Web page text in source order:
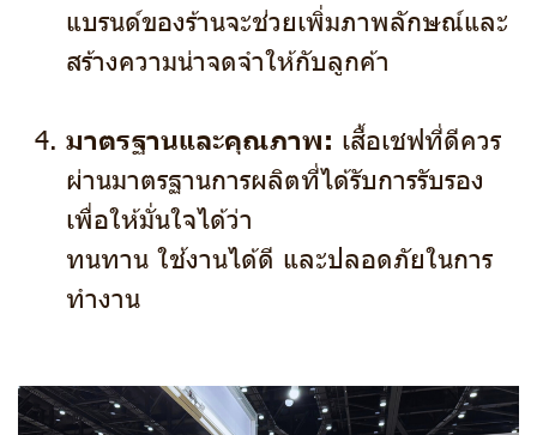
แบรนด์ของร้านจะช่วยเพิ่มภาพลักษณ์และ
สร้างความน่าจดจำให้กับลูกค้า
มาตรฐานและคุณภาพ: เสื้อเชฟที่ดีควร
ผ่านมาตรฐานการผลิตที่ได้รับการรับรอง
เพื่อให้มั่นใจได้ว่า
ทนทาน ใช้งานได้ดี และปลอดภัยในการ
ทำงาน